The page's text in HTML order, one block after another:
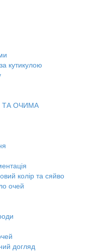
кутикулою
ТА ОЧИМА
колір та сяйво
очей
догляд